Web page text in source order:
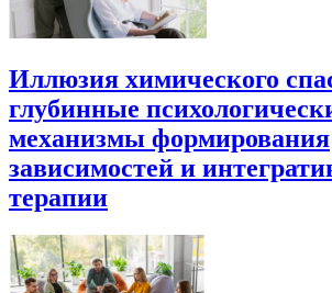
Иллюзия химического
глубинные
механизмы формирования
зависимостей и
терапии